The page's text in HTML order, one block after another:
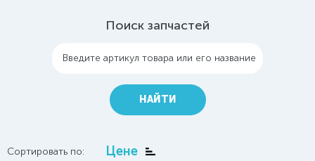
Поиск запчастей
Введите артикул товара или его название
НАЙТИ
Сортировать по: Цене